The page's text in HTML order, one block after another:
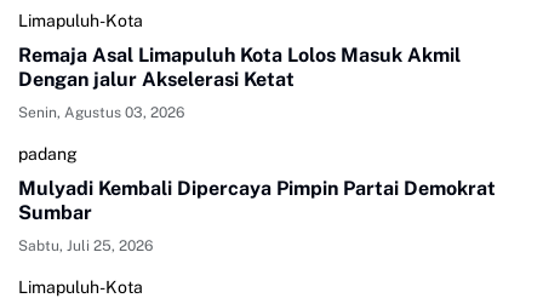
Limapuluh-Kota
Remaja Asal Limapuluh Kota Lolos Masuk Akmil
Dengan jalur Akselerasi Ketat
Senin, Agustus 03, 2026
padang
Mulyadi Kembali Dipercaya Pimpin Partai Demokrat
Sumbar
Sabtu, Juli 25, 2026
Limapuluh-Kota